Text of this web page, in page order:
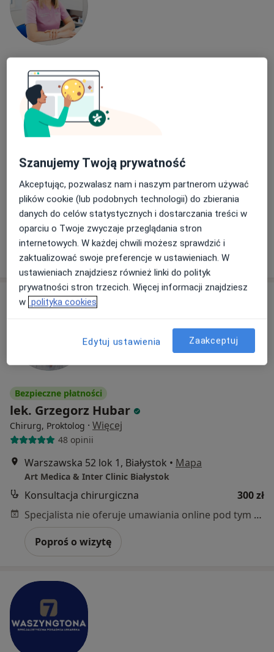
dr n. med. Magdalena Olszewska
Chirurg, Lekarz wykonujący zabiegi medycyny estetycznej
Więcej
27 opinii
Adres 1
Transportowa 4, Białystok
O!Rany M.Olszewska, M.Duda, A.Olędzka s.c.
Konsultacja chirurga ogólnego
od 250 zł
Poproś o wizytę
Bezpieczne płatności
lek. Grzegorz Hubar
Chirurg, Proktolog · Więcej
48 opinii
Warszawska 52 lok 1, Białystok • Mapa
Art Medica & Inter Clinic Białystok
Konsultacja chirurgiczna
300 zł
Specjalista nie oferuje umawiania online pod tym adresem.
Poproś o wizytę
Szanujemy Twoją prywatność
Akceptując, pozwalasz nam i naszym partnerom używać
plików cookie (lub podobnych technologii) do zbierania
danych do celów statystycznych i dostarczania treści w
oparciu o Twoje zwyczaje przeglądania stron
internetowych. W każdej chwili możesz sprawdzić i
zaktualizować swoje preferencje w ustawieniach. W
ustawieniach znajdziesz również linki do polityk
prywatności stron trzecich. Więcej informacji znajdziesz
w polityka cookies
Edytuj ustawienia Zaakceptuj